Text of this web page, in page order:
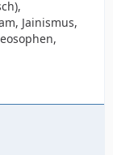
Jainismus,